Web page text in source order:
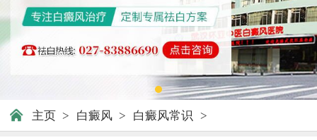
主页 > 白癜风 > 白癜风常识 >